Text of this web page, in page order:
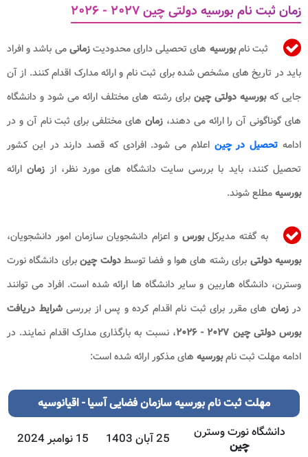
زمان ثبت نام بورسیه دولتی چین ۲۰۲۷ - ۲۰۲۶​​
ثبت نامبورسیه های تحصیلی دارای محدودیتزمانیمی باشد و افراد
باید در تاریخ های مشخص شده برای ثبت نام و ارائه مدارک اقدام کنند. از آن
جایی کهبورسیه دولتی چین برای رشته های مختلف ارائه می شود و دانشگاه
های گوناگونی آن را ارائه می دهند،زمان های مختلفی برای ثبت نام آن و در
ادامه تحصیل در چین اعلام می شود. افرادی که قصد دارند در این کشور
تحصیل کنند، باید با بررسی سایت دانشگاه های مورد نظر، از زمان ارائه
بورسیهمطلع شوند.
به گفته مدیرکلبورسو اعزام دانشجویان سازمان امور دانشجویان،
بورسیه دولتی برای رشته های هوا و فضا توسطدولت چینبرای دانشگاه نورت
وسترن، دانشگاه هاربین و سایر دانشگاه ها ارائه شده است. افراد می توانند
درزمان های مقرر برای ثبت نام اقدام کرده و پس از بررسیشرایط دریافت
بورس دولتی چین ۲۰۲۷ - ۲۰۲۶
، نسبت به بارگذاری مدارک اقدام نمایند. در
ادامه مهلت ثبت نامبورسیه های مذکور ارائه شده است:
مهلتثبت نام بورسیه سازمان فضایی آسیا - اقیانوسیه
دانشگاه نورت وسترن
چین
25 آبان 1403 15 نوامبر 2024